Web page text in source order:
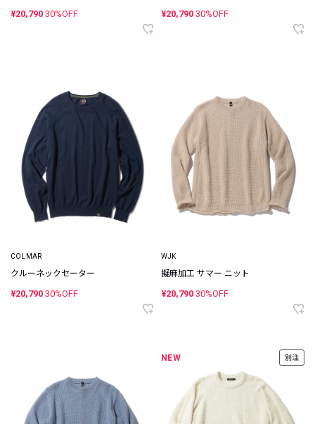
¥20,790 30%OFF ¥20,790 30%OFF
COLMAR
クルーネックセーター
¥20,790 30%OFF
WJK
擬麻加工 サマー ニット
¥20,790 30%OFF
NEW 別注